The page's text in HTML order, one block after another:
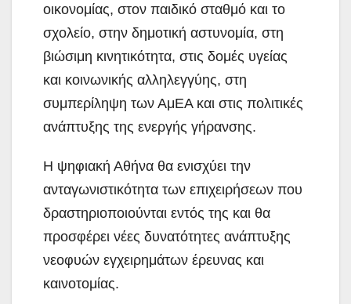
οικονομίας, στον παιδικό σταθμό και το
σχολείο, στην δημοτική αστυνομία, στη
βιώσιμη κινητικότητα, στις δομές υγείας
και κοινωνικής αλληλεγγύης, στη
συμπερίληψη των ΑμΕΑ και στις πολιτικές
ανάπτυξης της ενεργής γήρανσης.
Η ψηφιακή Αθήνα θα ενισχύει την
ανταγωνιστικότητα των επιχειρήσεων που
δραστηριοποιούνται εντός της και θα
προσφέρει νέες δυνατότητες ανάπτυξης
νεοφυών εγχειρημάτων έρευνας και
καινοτομίας.